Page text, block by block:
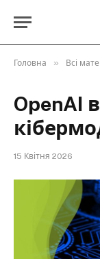
Головна » Всі
OpenAI
15 Квітня 2026